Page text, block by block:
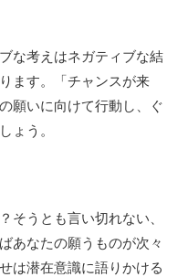
な考えはネガティブな結
ます。「チャンスが来
願いに向けて行動し、ぐ
ょう。
そうとも言い切れない、
あなたの願うものが次々
は潜在意識に語りかける